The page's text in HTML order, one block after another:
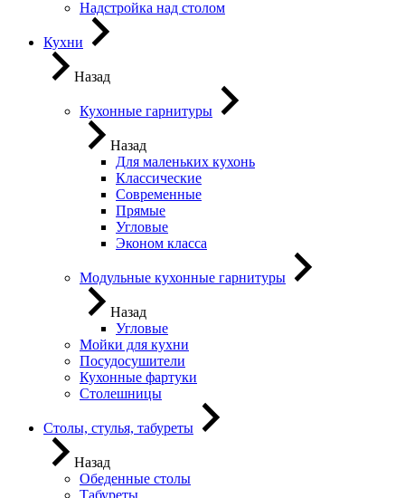
Надстройка над столом
Кухни
Назад
Кухонные гарнитуры
Назад
Для маленьких кухонь
Классические
Современные
Прямые
Угловые
Эконом класса
Модульные кухонные гарнитуры
Назад
Угловые
Мойки для кухни
Посудосушители
Кухонные фартуки
Столешницы
Столы, стулья, табуреты
Назад
Обеденные столы
Табуреты